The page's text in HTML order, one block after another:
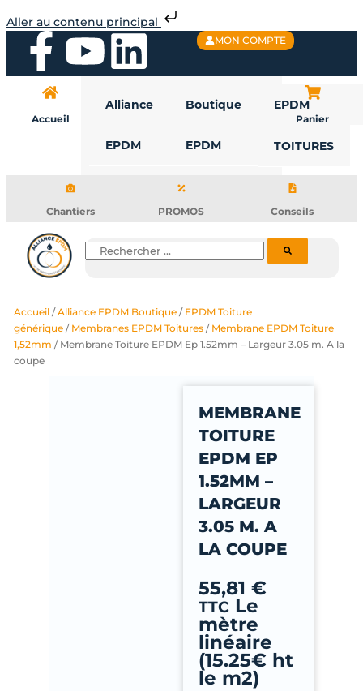
Aller au contenu principal
au
contenuF
a
c
b
o
o
k
-
Y
o
u
u
b
L
i
n
d
n
MON COMPTE
Accueil
Alliance
EPDM
Boutique
EPDM
EPDM
TOITURES
Panier
Chantiers PROMOS Conseils
Rechercher
Accueil/Alliance EPDM Boutique/ EPDM Toiture
générique/ Membranes EPDM Toitures/ Membrane EPDM Toiture
1,52mm / Membrane Toiture EPDM Ep 1.52mm – Largeur 3.05 m. A la
coupe
MEMBRANE
TOITURE
EPDM EP
1.52MM –
LARGEUR
3.05 M. A
LA COUPE
55,81 €
TTCLe
mètre
linéaire
(15.25€ ht
le m2)